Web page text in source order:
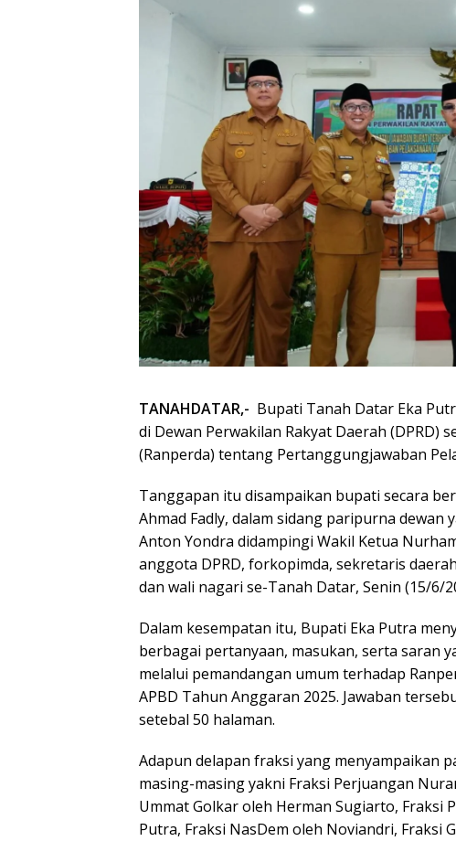
TANAHDATAR,- Bupati Tanah Datar Eka
di Dewan Perwakilan Rakyat Daerah (DPRD)
(Ranperda) tentang Pertanggungjawaban
Tanggapan itu disampaikan bupati secara
Ahmad Fadly, dalam sidang paripurna dewan
Anton Yondra didampingi Wakil Ketua
anggota DPRD, forkopimda, sekretaris
dan wali nagari se-Tanah Datar, Senin (15/6/
Dalam kesempatan itu, Bupati Eka Putra
berbagai pertanyaan, masukan, serta saran
melalui pemandangan umum terhadap
APBD Tahun Anggaran 2025. Jawaban
setebal 50 halaman.
Adapun delapan fraksi yang menyampaikan
masing-masing yakni Fraksi Perjuangan
Ummat Golkar oleh Herman Sugiarto, Fraksi
Putra, Fraksi NasDem oleh Noviandri, Fraksi